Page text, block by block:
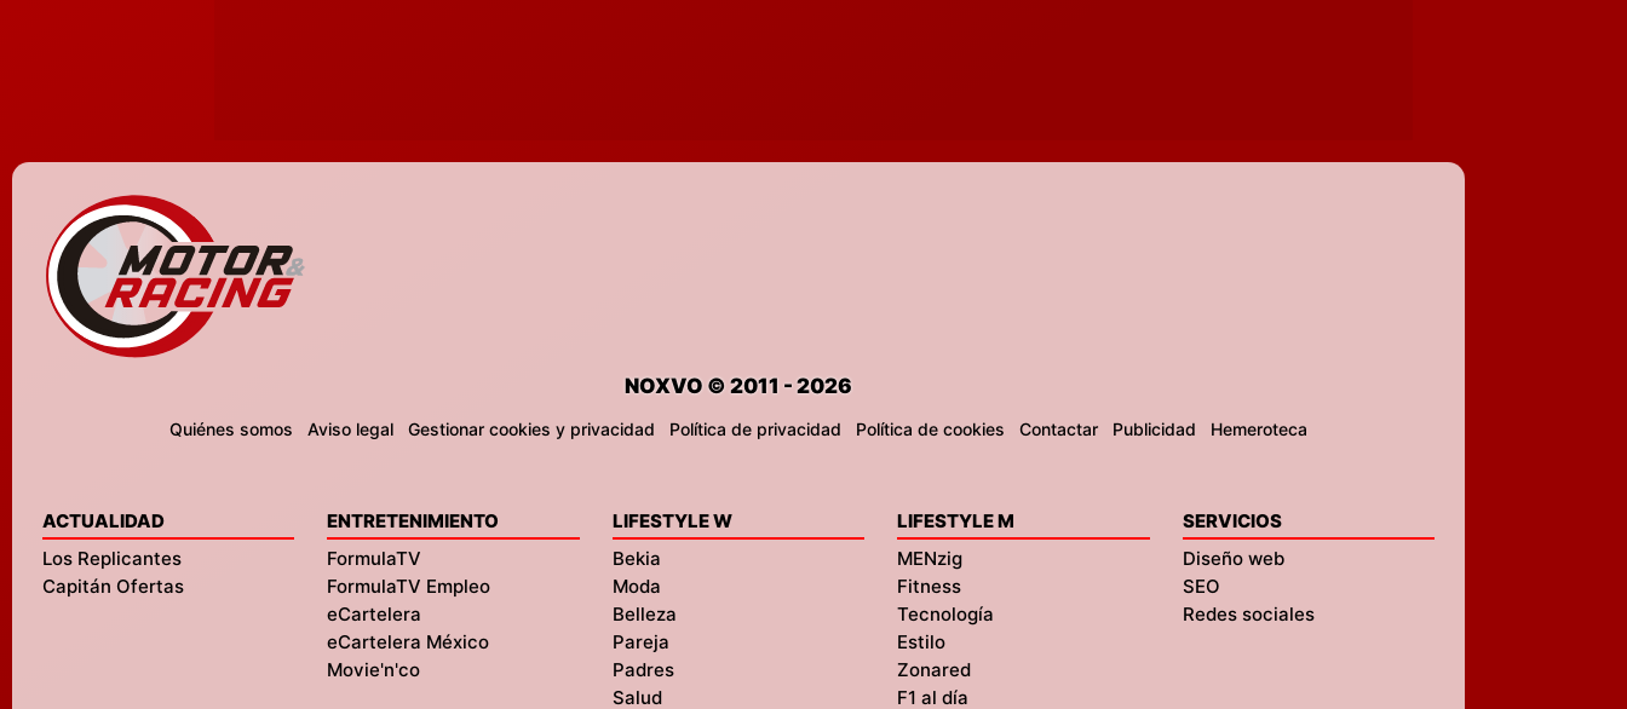
NOXVO © 2011 - 2026
Quiénes somos Aviso legal Gestionar cookies y privacidad Política de privacidad Política de cookies Contactar Publicidad Hemeroteca
ACTUALIDAD
Los Replicantes
Capitán Ofertas
ENTRETENIMIENTO
FormulaTV
FormulaTV Empleo
eCartelera
eCartelera México
Movie'n'co
LIFESTYLE W
Bekia
Moda
Belleza
Pareja
Padres
Salud
LIFESTYLE M
MENzig
Fitness
Tecnología
Estilo
Zonared
F1 al día
SERVICIOS
Diseño web
SEO
Redes sociales